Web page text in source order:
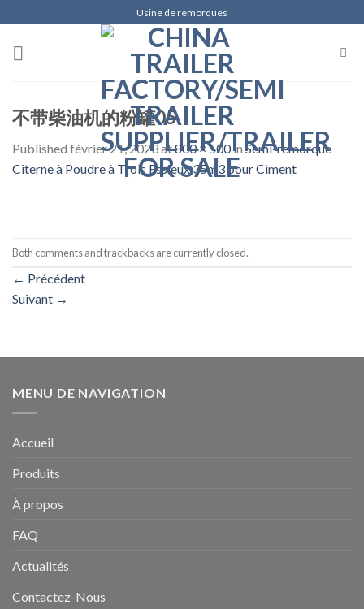
to
content
Usine de remorques
不带柴油机的粉罐05
Published février 21, 2023at800 × 500inSemi-remorque
Citerne à Poudre à Trois Essieux 35m3 pour Ciment
Both comments and trackbacks are currently closed.
← Précédent
Suivant →
MENU DE NAVIGATION
Accueil
Produits
À propos
FAQ
Actualités
Contactez-Nous